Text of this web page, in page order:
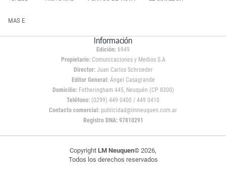
MAS E
Información
Edición: 6949
Propietario:Comunicaciones y Medios S.A
Director: Juan Carlos Schroeder
Editor General:Ángel Casagrande
Domicilio:Fotheringham 445, Neuquén (CP 8300)
Teléfono: (0299) 449 0400 / 449 0410
Contacto comercial: publicidad@lmneuquen.com.ar
Registro DNA: 97810291
Copyright LM Neuquen© 2026,
Todos los derechos reservados